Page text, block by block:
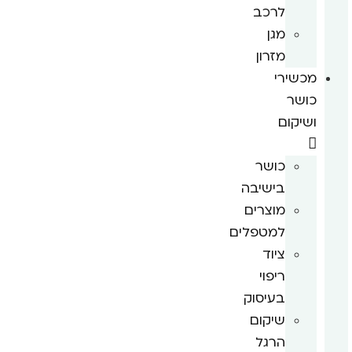
לרכב
מגן
מזרון
מכשירי
כושר
ושיקום
כושר
בישיבה
מוצרים
למטפלים
ציוד
ריפוי
בעיסוק
שיקום
הרגל